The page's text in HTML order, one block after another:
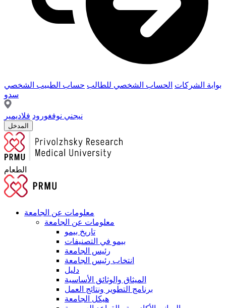
بوابة الشركات الحساب الشخصي للطالب حساب الطبيب الشخصي
سدو
نيجني نوفغورود فلاديمير
المدخل
الطعام
معلومات عن الجامعة
معلومات عن الجامعة
تاريخ بيمو
بيمو في التصنيفات
رئيس الجامعة
انتخاب رئيس الجامعة
دليل
الميثاق والوثائق الأساسية
برنامج التطوير ونتائج العمل
هيكل الجامعة